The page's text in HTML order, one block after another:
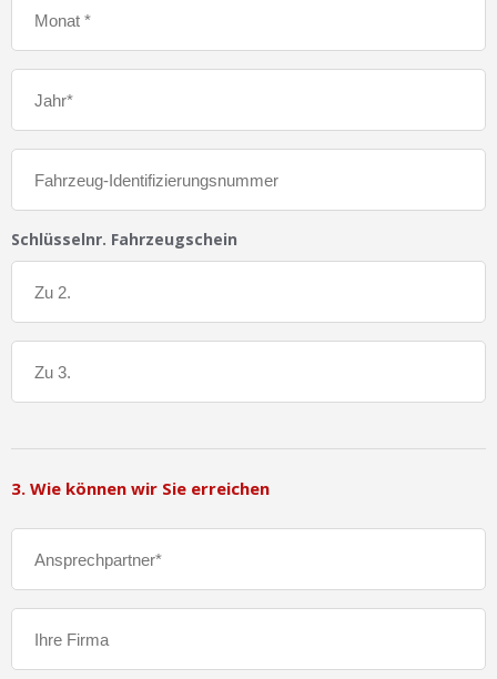
Schlüsselnr. Fahrzeugschein
3. Wie können wir Sie erreichen